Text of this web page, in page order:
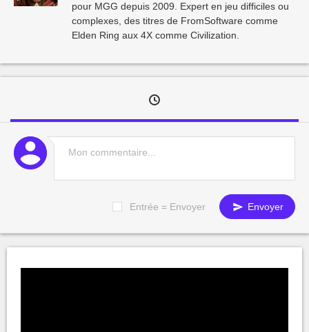
pour MGG depuis 2009. Expert en jeu difficiles ou
complexes, des titres de FromSoftware comme
Elden Ring aux 4X comme Civilization.
Entrée = Envoyer Envoyer